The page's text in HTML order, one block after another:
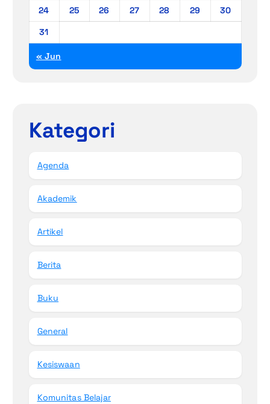
24
25 26 27 28 29
30
31
« Jun
Kategori
Agenda
Akademik
Artikel
Berita
Buku
General
Kesiswaan
Komunitas Belajar